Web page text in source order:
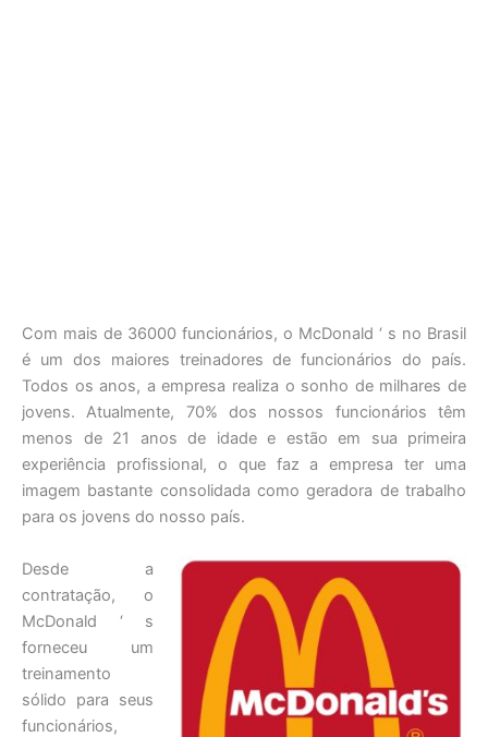
Com mais de 36000 funcionários, o McDonald ‘ s no Brasil
é um dos maiores treinadores de funcionários do país.
Todos os anos, a empresa realiza o sonho de milhares de
jovens. Atualmente, 70% dos nossos funcionários têm
menos de 21 anos de idade e estão em sua primeira
experiência profissional, o que faz a empresa ter uma
imagem bastante consolidada como geradora de trabalho
para os jovens do nosso país.
Desde a
contratação, o
McDonald ‘ s
forneceu um
treinamento
sólido para seus
funcionários,